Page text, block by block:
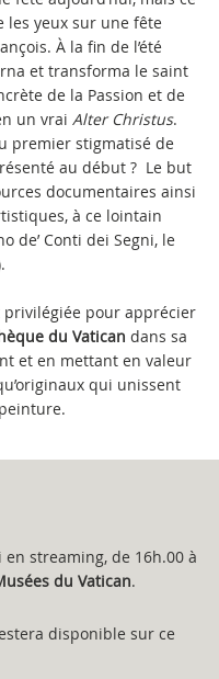
les yeux sur une fête
À la fin de l’été
et transforma le saint
de la Passion et de
un vrai Alter Christus.
premier stigmatisé de
au début ? Le but
documentaires ainsi
à ce lointain
de’ Conti dei Segni, le
pour apprécier
du Vatican dans sa
et en mettant en valeur
qui unissent
streaming, de 16h.00 à
du Vatican.
disponible sur ce